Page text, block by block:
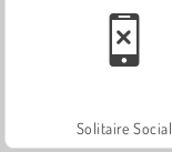
Solitaire Social